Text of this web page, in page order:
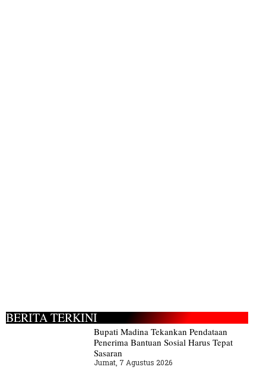
BERITA TERKINI
Bupati Madina Tekankan Pendataan
Penerima Bantuan Sosial Harus Tepat
Sasaran
Jumat, 7 Agustus 2026